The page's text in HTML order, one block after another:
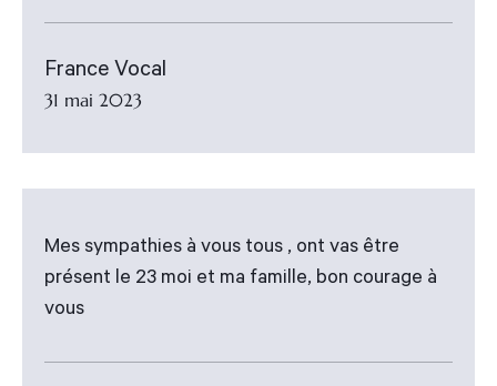
France Vocal
31 mai 2023
Mes sympathies à vous tous , ont vas être
présent le 23 moi et ma famille, bon courage à
vous